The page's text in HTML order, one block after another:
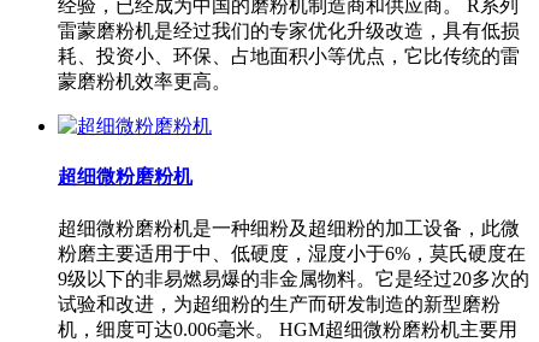
经验，已经成为中国的磨粉机制造商和供应商。 R系列
雷蒙磨粉机是经过我们的专家优化升级改造，具有低损
耗、投资小、环保、占地面积小等优点，它比传统的雷
蒙磨粉机效率更高。
超细微粉磨粉机
超细微粉磨粉机是一种细粉及超细粉的加工设备，此微
粉磨主要适用于中、低硬度，湿度小于6%，莫氏硬度在
9级以下的非易燃易爆的非金属物料。它是经过20多次的
试验和改进，为超细粉的生产而研发制造的新型磨粉
机，细度可达0.006毫米。 HGM超细微粉磨粉机主要用